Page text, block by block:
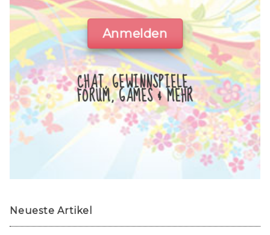
Anmelden
CHAT, GEWINNSPIELE,
FORUM, GAMES & MEHR
Neueste Artikel